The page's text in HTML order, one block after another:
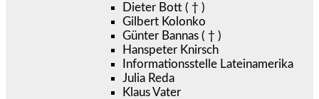
Dieter Bott ( † )
Gilbert Kolonko
Günter Bannas ( † )
Hanspeter Knirsch
Informationsstelle Lateinamerika
Julia Reda
Klaus Vater